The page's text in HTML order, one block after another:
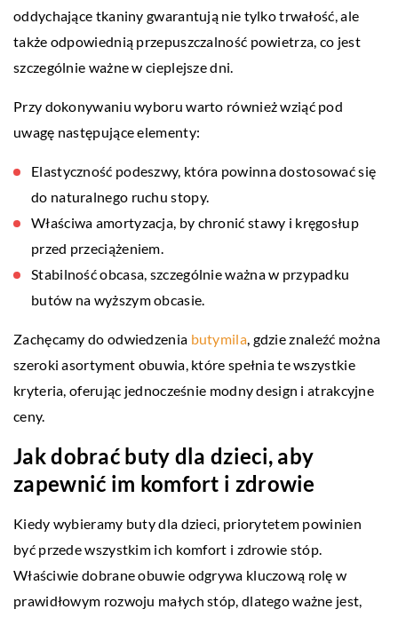
oddychające tkaniny gwarantują nie tylko trwałość, ale
także odpowiednią przepuszczalność powietrza, co jest
szczególnie ważne w cieplejsze dni.
Przy dokonywaniu wyboru warto również wziąć pod
uwagę następujące elementy:
Elastyczność podeszwy, która powinna dostosować się
do naturalnego ruchu stopy.
Właściwa amortyzacja, by chronić stawy i kręgosłup
przed przeciążeniem.
Stabilność obcasa, szczególnie ważna w przypadku
butów na wyższym obcasie.
Zachęcamy do odwiedzenia butymila, gdzie znaleźć można
szeroki asortyment obuwia, które spełnia te wszystkie
kryteria, oferując jednocześnie modny design i atrakcyjne
ceny.
Jak dobrać buty dla dzieci, aby
zapewnić im komfort i zdrowie
Kiedy wybieramy buty dla dzieci, priorytetem powinien
być przede wszystkim ich komfort i zdrowie stóp.
Właściwie dobrane obuwie odgrywa kluczową rolę w
prawidłowym rozwoju małych stóp, dlatego ważne jest,